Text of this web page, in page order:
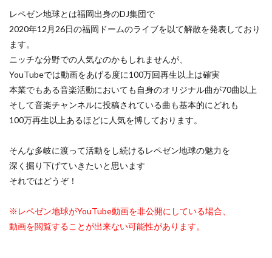
レペゼン地球とは福岡出身のDJ集団で
2020年12月26日の福岡ドームのライブを以て解散を発表しており
ます。
ニッチな分野での人気なのかもしれませんが、
YouTubeでは動画をあげる度に100万回再生以上は確実
本業でもある音楽活動においても自身のオリジナル曲が70曲以上
そして音楽チャンネルに投稿されている曲も基本的にどれも
100万再生以上あるほどに人気を博しております。
そんな多岐に渡って活動をし続けるレペゼン地球の魅力を
深く掘り下げていきたいと思います
それではどうぞ！
※レペゼン地球がYouTube動画を非公開にしている場合、
動画を閲覧することが出来ない可能性があります。